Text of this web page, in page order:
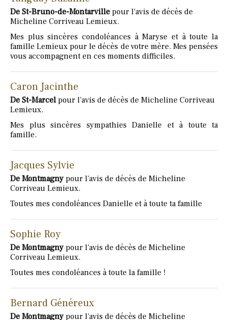
De St-Bruno-de-Montarville pour l'avis de décès de
Micheline Corriveau Lemieux.
Mes plus sincères condoléances à Maryse et à toute la
famille Lemieux pour le décès de votre mère. Mes pensées
vous accompagnent en ces moments difficiles.
Caron Jacinthe
De St-Marcel pour l'avis de décès de Micheline Corriveau
Lemieux.
Mes plus sincères sympathies Danielle et à toute ta
famille.
Jacques Sylvie
De Montmagny pour l'avis de décès de Micheline
Corriveau Lemieux.
Toutes mes condoléances Danielle et à toute ta famille
Sophie Roy
De Montmagny pour l'avis de décès de Micheline
Corriveau Lemieux.
Toutes mes condoléances à toute la famille !
Bernard Généreux
De Montmagny pour l'avis de décès de Micheline